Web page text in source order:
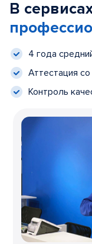
В
4 года
Аттестация
Контроль